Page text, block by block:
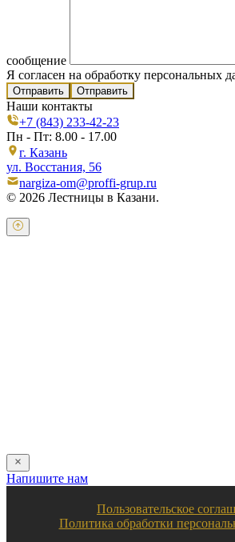
сообщение
Я согласен на обработку персональных
Отправить
Наши контакты
+7 (843) 233-42-23
Пн - Пт: 8.00 - 17.00
г. Казань
ул. Восстания, 56
nargiza-om@proffi-grup.ru
© 2026 Лестницы в Казани.
Напишите нам
Пользовательское
Политика обработки